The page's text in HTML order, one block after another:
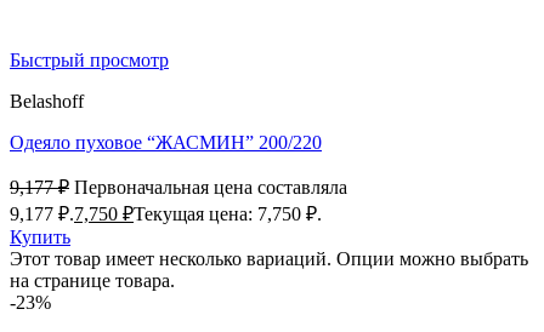
Быстрый просмотр
Belashoff
Одеяло пуховое “ЖАСМИН” 200/220
9,177₽ Первоначальная цена составляла
9,177 ₽.7,750 ₽Текущая цена: 7,750 ₽.
Купить
Этот товар имеет несколько вариаций. Опции можно выбрать
на странице товара.
-23%